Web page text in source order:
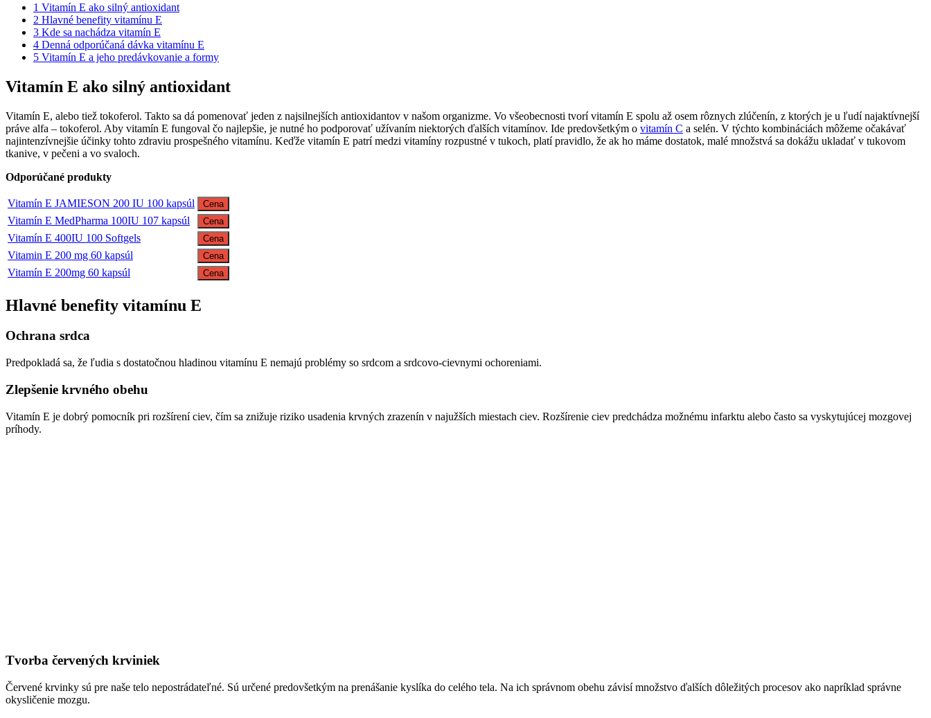
1 Vitamín E ako silný antioxidant
2 Hlavné benefity vitamínu E
3 Kde sa nachádza vitamín E
4 Denná odporúčaná dávka vitamínu E
5 Vitamín E a jeho predávkovanie a formy
Vitamín E ako silný antioxidant
Vitamín E, alebo tiež tokoferol. Takto sa dá pomenovať jeden z najsilnejších antioxidantov v našom organizme. Vo všeobecnosti tvorí vitamín E spolu až osem rôznych zlúčenín, z ktorých je u ľudí najaktívnejší
práve alfa – tokoferol. Aby vitamín E fungoval čo najlepšie, je nutné ho podporovať užívaním niektorých ďalších vitamínov. Ide predovšetkým o vitamín C a selén. V týchto kombináciách môžeme očakávať
najintenzívnejšie účinky tohto zdraviu prospešného vitamínu. Keďže vitamín E patrí medzi vitamíny rozpustné v tukoch, platí pravidlo, že ak ho máme dostatok, malé množstvá sa dokážu ukladať v tukovom
tkanive, v pečeni a vo svaloch.
Odporúčané produkty
Vitamín E JAMIESON 200 IU 100 kapsúl Cena
Vitamín E MedPharma 100IU 107 kapsúl Cena
Vitamín E 400IU 100 Softgels Cena
Vitamin E 200 mg 60 kapsúl Cena
Vitamín E 200mg 60 kapsúl Cena
Hlavné benefity vitamínu E
Ochrana srdca
Predpokladá sa, že ľudia s dostatočnou hladinou vitamínu E nemajú problémy so srdcom a srdcovo-cievnymi ochoreniami.
Zlepšenie krvného obehu
Vitamín E je dobrý pomocník pri rozšírení ciev, čím sa znižuje riziko usadenia krvných zrazenín v najužších miestach ciev. Rozšírenie ciev predchádza možnému infarktu alebo často sa vyskytujúcej mozgovej
príhody.
Tvorba červených krviniek
Červené krvinky sú pre naše telo nepostrádateľné. Sú určené predovšetkým na prenášanie kyslíka do celého tela. Na ich správnom obehu závisí množstvo ďalších dôležitých procesov ako napríklad správne
okysličenie mozgu.